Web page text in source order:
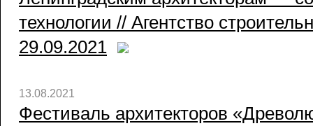
технологии // Агентство
29.09.2021
13.08.2021
Фестиваль архитекторов